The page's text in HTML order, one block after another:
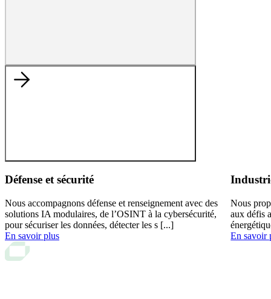
Défense et sécurité
Nous accompagnons défense et renseignement avec des
solutions IA modulaires, de l’OSINT à la cybersécurité,
pour sécuriser les données, détecter les s [...]
En savoir plus
Nous
aux défis
En savoir